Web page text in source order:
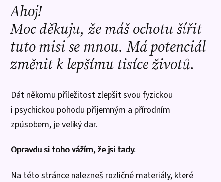
Ahoj!
Moc děkuju, že máš ochotu šířit
tuto misi se mnou. Má potenciál
změnit k lepšímu tisíce životů.
Dát někomu příležitost zlepšit svou fyzickou
i psychickou pohodu příjemným a přírodním
způsobem, je veliký dar.
Opravdu si toho vážím, že jsi tady.
Na této stránce nalezneš rozličné materiály, které